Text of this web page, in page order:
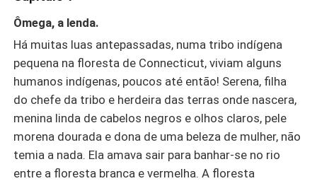
Ômega, a lenda.
Há muitas luas antepassadas, numa tribo indígena
pequena na floresta de Connecticut, viviam alguns
humanos indígenas, poucos até então! Serena, filha
do chefe da tribo e herdeira das terras onde nascera,
menina linda de cabelos negros e olhos claros, pele
morena dourada e dona de uma beleza de mulher, não
temia a nada. Ela amava sair para banhar-se no rio
entre a floresta branca e vermelha. A floresta